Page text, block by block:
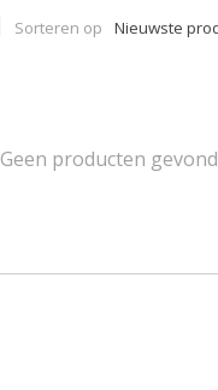
Sorteren op Nieuwste
Geen producten